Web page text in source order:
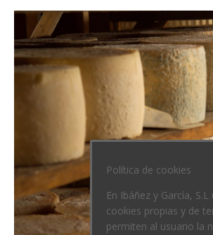
Política de cookies
En Ibáñez y García,
cookies propias y de
permiten al usuario la